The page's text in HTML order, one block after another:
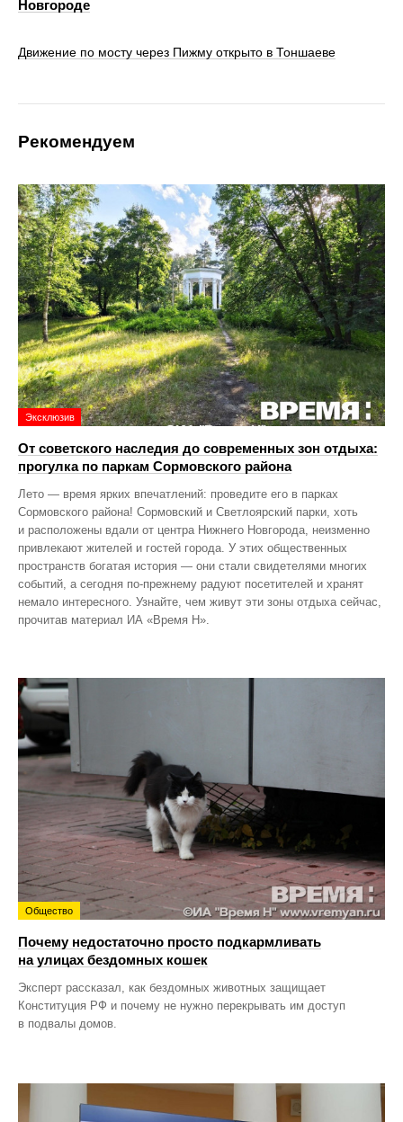
Новгороде
Движение по мосту через Пижму открыто в Тоншаеве
Рекомендуем
Эксклюзив
От советского наследия до современных зон отдыха:
прогулка по паркам Сормовского района
Лето — время ярких впечатлений: проведите его в парках
Сормовского района! Сормовский и Светлоярский парки, хоть
и расположены вдали от центра Нижнего Новгорода, неизменно
привлекают жителей и гостей города. У этих общественных
пространств богатая история — они стали свидетелями многих
событий, а сегодня по‑прежнему радуют посетителей и хранят
немало интересного. Узнайте, чем живут эти зоны отдыха сейчас,
прочитав материал ИА «Время Н».
Общество
Почему недостаточно просто подкармливать
на улицах бездомных кошек
Эксперт рассказал, как бездомных животных защищает
Конституция РФ и почему не нужно перекрывать им доступ
в подвалы домов.